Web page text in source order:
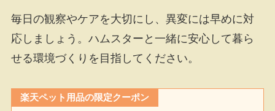
毎日の観察やケアを大切にし、異変には早めに対
応しましょう。ハムスターと一緒に安心して暮ら
せる環境づくりを目指してください。
楽天ペット用品の限定クーポン